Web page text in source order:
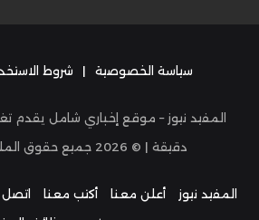
سياسة الخصوصية | شروط
المفيد نيوز – موقع إخباري شامل يقدم
دقيقة | © 2026 جميع حقوق
المفيد نيوز أعلن معنا أكتب معنا اتصل